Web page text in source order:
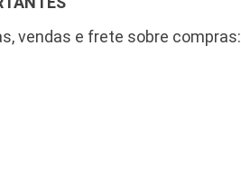
vendas e frete sobre compras: